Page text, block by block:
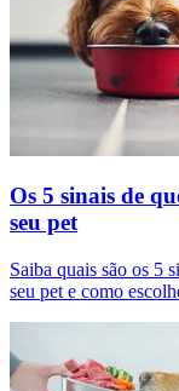
Os 5 sinais de
seu pet
Saiba quais são os 5
seu pet e como